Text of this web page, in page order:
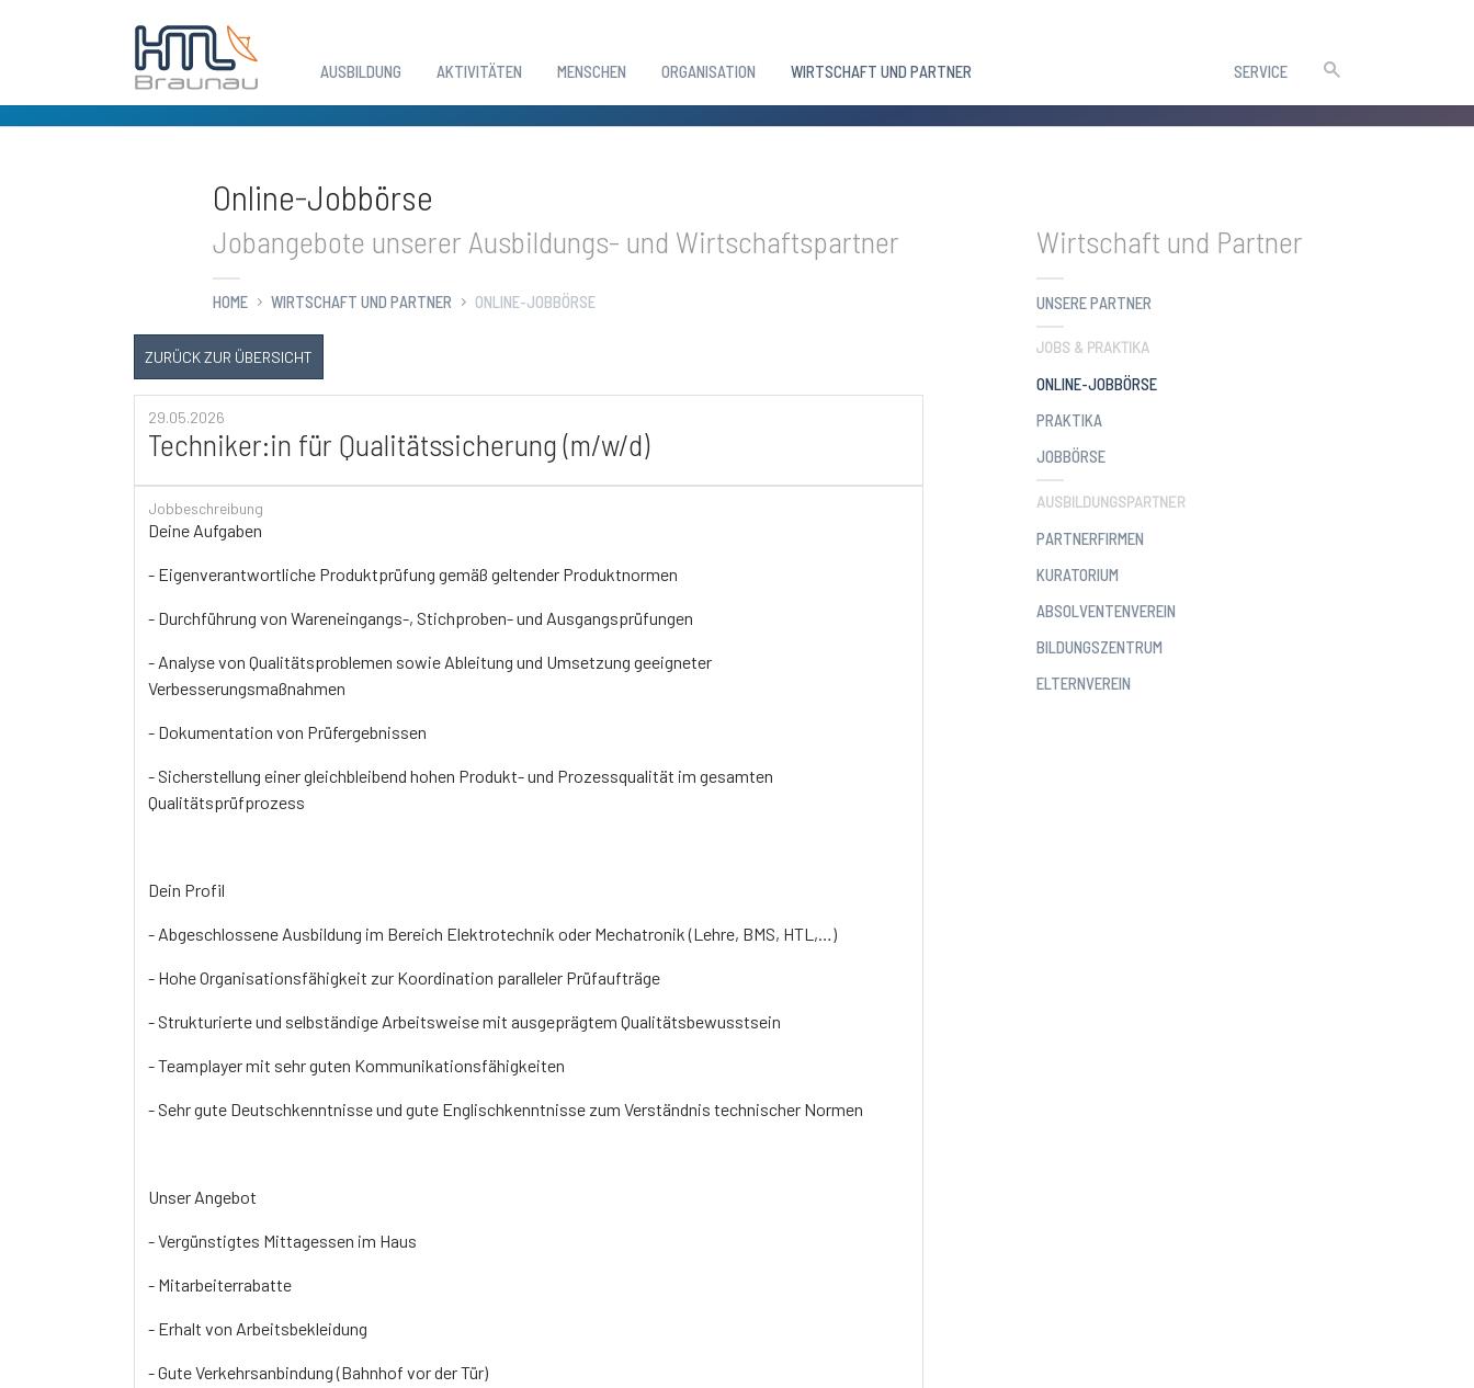
AUSBILDUNG AKTIVITÄTEN MENSCHEN ORGANISATION WIRTSCHAFT UND PARTNER SERVICE
Online-Jobbörse
Jobangebote unserer Ausbildungs- und Wirtschaftspartner
HOME WIRTSCHAFT UND PARTNER ONLINE-JOBBÖRSE
ZURÜCK ZUR ÜBERSICHT
29.05.2026
Techniker:in für Qualitätssicherung (m/w/d)
Jobbeschreibung
Deine Aufgaben
- Eigenverantwortliche Produktprüfung gemäß geltender Produktnormen
- Durchführung von Wareneingangs-, Stichproben- und Ausgangsprüfungen
- Analyse von Qualitätsproblemen sowie Ableitung und Umsetzung geeigneter
Verbesserungsmaßnahmen
- Dokumentation von Prüfergebnissen
- Sicherstellung einer gleichbleibend hohen Produkt- und Prozessqualität im gesamten
Qualitätsprüfprozess
Dein Profil
- Abgeschlossene Ausbildung im Bereich Elektrotechnik oder Mechatronik (Lehre, BMS, HTL,…)
- Hohe Organisationsfähigkeit zur Koordination paralleler Prüfaufträge
- Strukturierte und selbständige Arbeitsweise mit ausgeprägtem Qualitätsbewusstsein
- Teamplayer mit sehr guten Kommunikationsfähigkeiten
- Sehr gute Deutschkenntnisse und gute Englischkenntnisse zum Verständnis technischer Normen
Unser Angebot
- Vergünstigtes Mittagessen im Haus
- Mitarbeiterrabatte
- Erhalt von Arbeitsbekleidung
- Gute Verkehrsanbindung (Bahnhof vor der Tür)
Wirtschaft und Partner
UNSERE PARTNER
JOBS & PRAKTIKA
ONLINE-JOBBÖRSE(CURRENT)
PRAKTIKA
JOBBÖRSE
AUSBILDUNGSPARTNER
PARTNERFIRMEN
KURATORIUM
ABSOLVENTENVEREIN
BILDUNGSZENTRUM
ELTERNVEREIN